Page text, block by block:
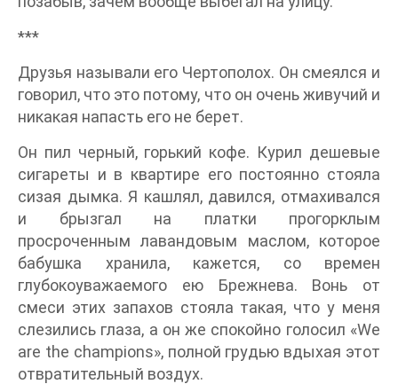
***
Друзья называли его Чертополох. Он смеялся и
говорил, что это потому, что он очень живучий и
никакая напасть его не берет.
Он пил черный, горький кофе. Курил дешевые
сигареты и в квартире его постоянно стояла
сизая дымка. Я кашлял, давился, отмахивался
и брызгал на платки прогорклым
просроченным лавандовым маслом, которое
бабушка хранила, кажется, со времен
глубокоуважаемого ею Брежнева. Вонь от
смеси этих запахов стояла такая, что у меня
слезились глаза, а он же спокойно голосил «We
are the champions», полной грудью вдыхая этот
отвратительный воздух.